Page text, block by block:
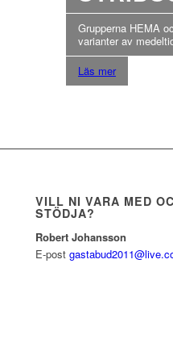
Grupperna HEMA
varianter av
Läs mer
VILL NI VARA MED
STÖDJA?
Robert Johansson
E-post